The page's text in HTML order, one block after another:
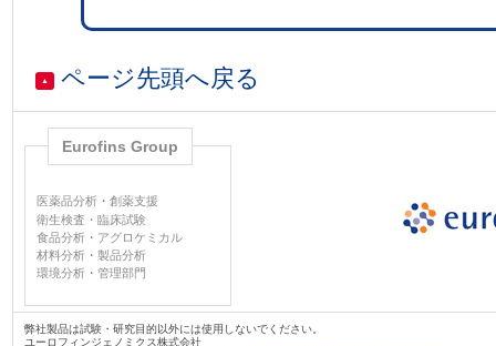
▲ ページ先頭へ戻る
Eurofins Group
医薬品分析 ・ 創薬支援
衛生検査・臨床試験
食品分析 ・ アグロケミカル
材料分析 ・ 製品分析
環境分析 ・ 管理部門
弊社製品は試験・研究目的以外には使用しないでください。
ユーロフィンジェノミクス株式会社